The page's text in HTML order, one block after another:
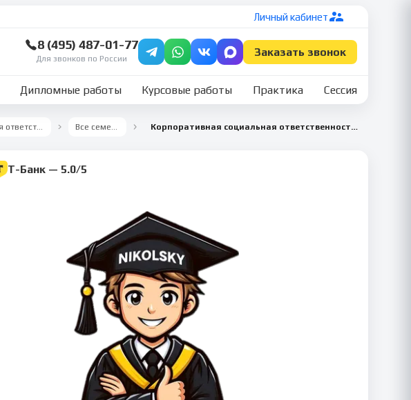
Личный кабинет
8 (495) 487-01-77
Для звонков по России
Заказать звонок
Дипломные работы Курсовые работы Практика Сессия
Корпоративная социальная ответственность Все семестры Корпоративная социальная ответственность 5 семестр
Т-Банк — 5.0/5